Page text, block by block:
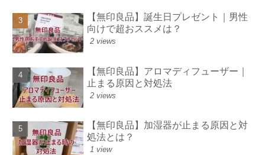
【無印良品】誕生日プレゼント｜男性
向けで超おススメは？
2 views
【無印良品】アロマディフューザー｜
止まる原因と対処法
2 views
【無印良品】加湿器が止まる原因と対
処法とは？
1 view